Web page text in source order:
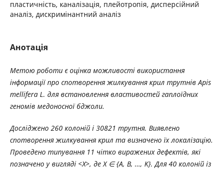
пластичність, каналізація, плейотропія, дисперсійний
аналіз, дискримінантний аналіз
Анотація
Метою роботи є оцінка можливості використання
інформації про спотворення жилкування крил трутнів Apis
mellifera L. для встановлення властивостей гаплоїдних
геномів медоносної бджоли.
Досліджено 260 колоній і 30821 трутня. Виявлено
спотворення жилкування крил та визначено їх локалізацію.
Проведено типування 11 чітко виражених дефектів, які
позначено у вигляді <X>, де X ∈{A, B, …, K}. Для40 колоній із